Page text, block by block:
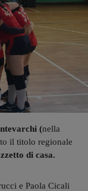
(nella
il titolo regionale
di casa.
e Paola Cicali